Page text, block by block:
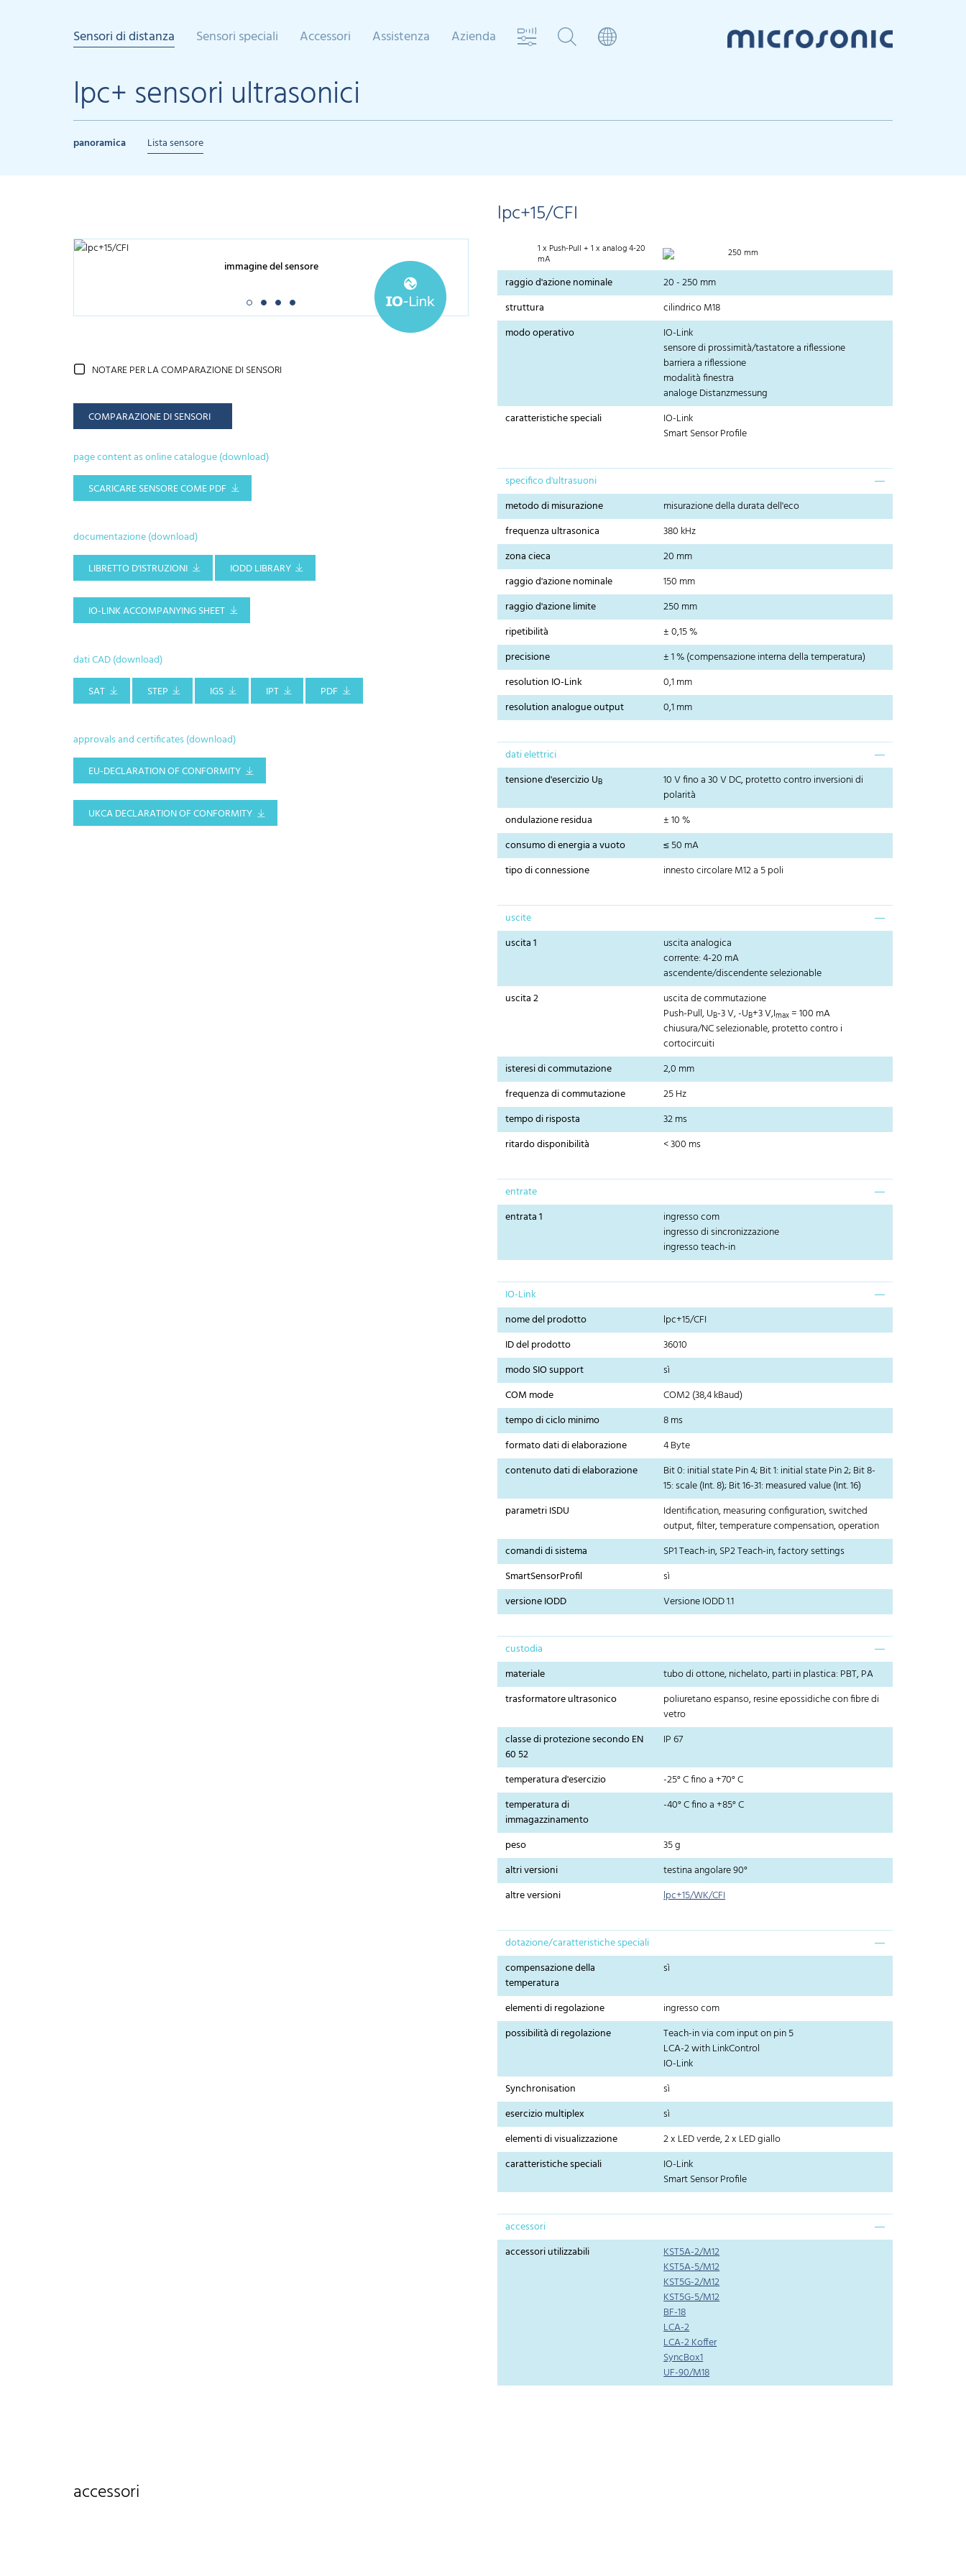
Sensori di distanza Sensori speciali Accessori Assistenza Azienda
lpc+ sensori ultrasonici
panoramica Lista sensore
lpc+15/CFI
immagine del sensore
NOTARE PER LA COMPARAZIONE DI SENSORI
COMPARAZIONE DI SENSORI
page content as online catalogue (download)
SCARICARE SENSORE COME PDF
documentazione (download)
LIBRETTO D'ISTRUZIONI
IODD LIBRARY
IO-LINK ACCOMPANYING SHEET
dati CAD (download)
SAT
STEP IGS IPT PDF
approvals and certificates (download)
EU-DECLARATION OF CONFORMITY
UKCA DECLARATION OF CONFORMITY
1 x Push-Pull + 1 x analog 4-20
mA 250 mm
raggio d'azione nominale
20 - 250 mm
struttura
cilindrico M18
modo operativo
IO-Link
sensore di prossimità/tastatore a riflessione
barriera a riflessione
modalità finestra
analoge Distanzmessung
caratteristiche speciali
IO-Link
Smart Sensor Profile
specifico d'ultrasuoni
metodo di misurazione
misurazione della durata dell'eco
frequenza ultrasonica
380 kHz
zona cieca
20 mm
raggio d'azione nominale
150 mm
raggio d'azione limite
250 mm
ripetibilità
± 0,15 %
precisione
± 1 % (compensazione interna della temperatura)
resolution IO-Link
0,1 mm
resolution analogue output
0,1 mm
dati elettrici
tensione d'esercizio UB
10 V fino a 30 V DC, protetto contro inversioni di
polarità
ondulazione residua
± 10 %
consumo di energia a vuoto
≤ 50 mA
tipo di connessione
innesto circolare M12 a 5 poli
uscite
uscita 1
uscita analogica
corrente: 4-20 mA
ascendente/discendente selezionable
uscita 2
uscita de commutazione
Push-Pull, UB-3 V, -UB+3 V,Imax= 100 mA
chiusura/NC selezionable, protetto contro i
cortocircuiti
isteresi di commutazione
2,0 mm
frequenza di commutazione
25 Hz
tempo di risposta
32 ms
ritardo disponibilità
< 300 ms
entrate
entrata 1
ingresso com
ingresso di sincronizzazione
ingresso teach-in
IO-Link
nome del prodotto
lpc+15/CFI
ID del prodotto
36010
modo SIO support
sì
COM mode
COM2 (38,4 kBaud)
tempo di ciclo minimo
8 ms
formato dati di elaborazione
4 Byte
contenuto dati di elaborazione
Bit 0: initial state Pin 4; Bit 1: initial state Pin 2; Bit 8-
15: scale (Int. 8); Bit 16-31: measured value (Int. 16)
parametri ISDU
Identification, measuring configuration, switched
output, filter, temperature compensation, operation
comandi di sistema
SP1 Teach-in, SP2 Teach-in, factory settings
SmartSensorProfil
sì
versione IODD
Versione IODD 1.1
custodia
materiale
tubo di ottone, nichelato, parti in plastica: PBT, PA
trasformatore ultrasonico
poliuretano espanso, resine epossidiche con fibre di
vetro
classe di protezione secondo EN
60 52
IP 67
temperatura d'esercizio
-25° C fino a +70° C
temperatura di
immagazzinamento
-40° C fino a +85° C
peso
35 g
altri versioni
testina angolare 90°
altre versioni
lpc+15/WK/CFI
dotazione/caratteristiche speciali
compensazione della
temperatura
sì
elementi di regolazione
ingresso com
possibilità di regolazione
Teach-in via com input on pin 5
LCA-2 with LinkControl
IO-Link
Synchronisation
sì
esercizio multiplex
sì
elementi di visualizzazione
2 x LED verde, 2 x LED giallo
caratteristiche speciali
IO-Link
Smart Sensor Profile
accessori
accessori utilizzabili
KST5A-2/M12
KST5A-5/M12
KST5G-2/M12
KST5G-5/M12
BF-18
LCA-2
LCA-2 Koffer
SyncBox1
UF-90/M18
accessori